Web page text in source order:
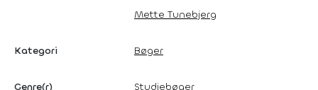
Mette Tunebjerg
Kategori Bøger
Genre(r) Studiebøger